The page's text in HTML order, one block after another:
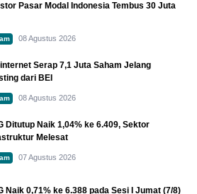
Pasar Modal Indonesia Tembus 30 Juta
08 Agustus 2026
Serap 7,1 Juta Saham Jelang
dari BEI
08 Agustus 2026
Ditutup Naik 1,04% ke 6.409, Sektor
Melesat
07 Agustus 2026
Naik 0,71% ke 6.388 pada Sesi I Jumat (7/8)